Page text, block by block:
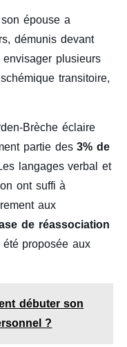
épouse a
démunis devant
plusieurs
transitoire,
Brèche éclaire
partie des3% de
langages verbal et
ont suffi à
aux
de réassociation
proposée aux
débuter son
?